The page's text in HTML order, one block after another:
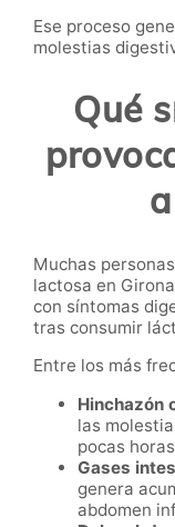
Ese proceso
molestias
Qué
Muchas
lactosa en
con síntomas
tras consumir
Entre los más
Hinchazón
las
pocas
Gases
genera
abdomen